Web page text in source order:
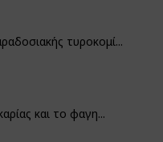
τυροκομί...
και το φαγη...